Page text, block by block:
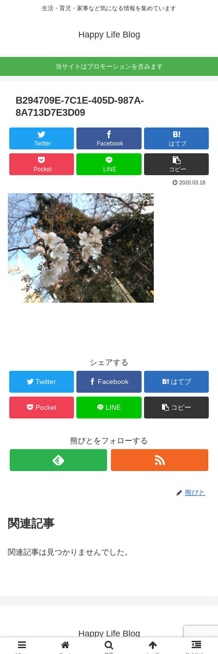
生活・育児・家事など気になる情報を集めています
Happy Life Blog
当サイトはプロモーションを含みます
B294709E-7C1E-405D-987A-
8A713D7E3D09
Twitter Facebook はてブ
Pocket LINE コピー
2020.03.18
シェアする
Twitter Facebook はてブ
Pocket LINE コピー
熊びとをフォローする
熊びと
関連記事
関連記事は見つかりませんでした。
Happy Life Blog
© 2019 Happy Life Blog.